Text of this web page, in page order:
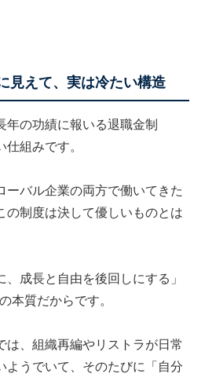
見えて、実は冷たい構造
年の功績に報いる退職金制
組みです。
ーバル企業の両方で働いてきた
の制度は決して優しいものとは
、成長と自由を後回しにする」
本質だからです。
は、組織再編やリストラが日常
ようでいて、そのたびに「自分